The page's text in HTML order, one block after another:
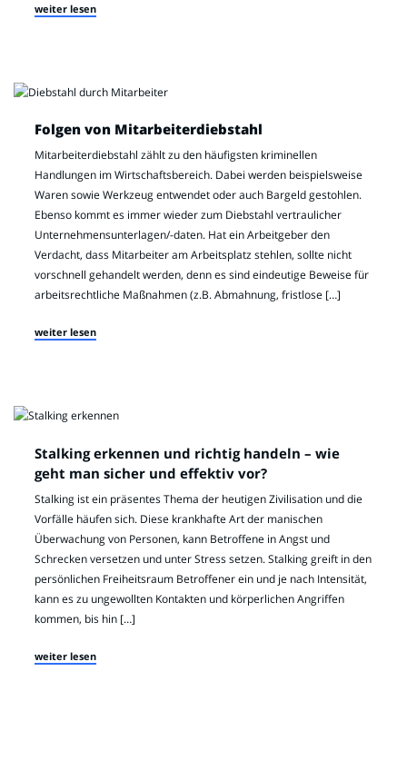
weiter lesen
Folgen von Mitarbeiterdiebstahl
Mitarbeiterdiebstahl zählt zu den häufigsten kriminellen
Handlungen im Wirtschaftsbereich. Dabei werden beispielsweise
Waren sowie Werkzeug entwendet oder auch Bargeld gestohlen.
Ebenso kommt es immer wieder zum Diebstahl vertraulicher
Unternehmensunterlagen/-daten. Hat ein Arbeitgeber den
Verdacht, dass Mitarbeiter am Arbeitsplatz stehlen, sollte nicht
vorschnell gehandelt werden, denn es sind eindeutige Beweise für
arbeitsrechtliche Maßnahmen (z.B. Abmahnung, fristlose […]
weiter lesen
Stalking erkennen und richtig handeln – wie
geht man sicher und effektiv vor?
Stalking ist ein präsentes Thema der heutigen Zivilisation und die
Vorfälle häufen sich. Diese krankhafte Art der manischen
Überwachung von Personen, kann Betroffene in Angst und
Schrecken versetzen und unter Stress setzen. Stalking greift in den
persönlichen Freiheitsraum Betroffener ein und je nach Intensität,
kann es zu ungewollten Kontakten und körperlichen Angriffen
kommen, bis hin […]
weiter lesen